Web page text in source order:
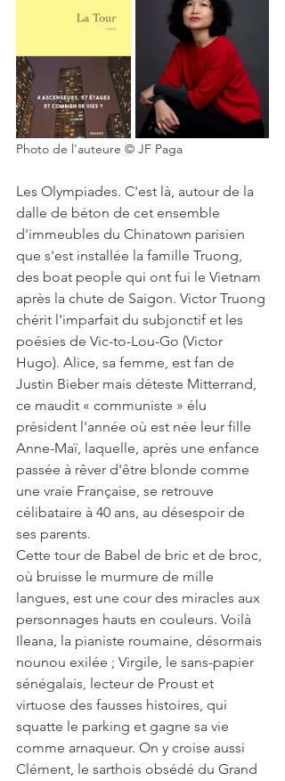
Photo de l'auteure © JF Paga
Les Olympiades. C'est là, autour de la
dalle de béton de cet ensemble
d'immeubles du Chinatown parisien
que s'est installée la famille Truong,
des boat people qui ont fui le Vietnam
après la chute de Saigon. Victor Truong
chérit l'imparfait du subjonctif et les
poésies de Vic-to-Lou-Go (Victor
Hugo). Alice, sa femme, est fan de
Justin Bieber mais déteste Mitterrand,
ce maudit « communiste » élu
président l'année où est née leur fille
Anne-Maï, laquelle, après une enfance
passée à rêver d'être blonde comme
une vraie Française, se retrouve
célibataire à 40 ans, au désespoir de
ses parents.
Cette tour de Babel de bric et de broc,
où bruisse le murmure de mille
langues, est une cour des miracles aux
personnages hauts en couleurs. Voilà
Ileana, la pianiste roumaine, désormais
nounou exilée ; Virgile, le sans-papier
sénégalais, lecteur de Proust et
virtuose des fausses histoires, qui
squatte le parking et gagne sa vie
comme arnaqueur. On y croise aussi
Clément, le sarthois obsédé du Grand